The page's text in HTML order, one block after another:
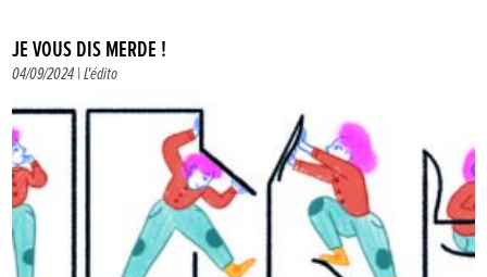
JE VOUS DIS MERDE !
04/09/2024 |L'édito